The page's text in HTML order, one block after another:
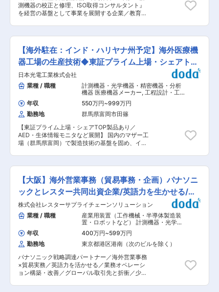
す。 ■マサモト社の強み： 部品商社である同社
は300万以上の部品を取り扱い、日本を代表する
い分野は、多関節ロボット・センサーなどのメカ
トロ製品や計測・検査・試験装置、設備・搬送機
る製品を元に、製造現場の課題に対してタイムリ
ーに提案をしていきます。様々なステイクホルダ
ーを巻き込み、お客様のモノづくりを支えていき
ます。 変更の範囲：会社の定める業務
みをもっています。 ■入社後の業務イメージ：
◇官公庁、入札先メーカーからの情報収集、生産
性向上やコスト削減に向けた各種機材の提案・見
下、客先同行などのOJT形式で数ヶ月間にわたり
業務内容の習得をサポートします。社内のエンジ
ニアリング部門やメーカー社員と連携しながら業
務ができるので、未経験の方でも安心な環境♪ ◇
長年の信頼・実績構築から官公庁・民間企業と幅
広いパイプを持っています。その為、飛び込みで
はなく既存顧客に対する深耕提案スタイルが中心
となります。 ◇幅広く取引先の現場課題を発見し
て、最適な組み合わせで常に新しいソリューショ
ンを提案する『関係構築型』スタイルです。 ■当
社の特徴： ・取引社数は3000社以上／自己資本
比率70％超と財務基盤も極めて盤石です。戦略的
M&Aにより首都圏にも多数のグループ企業あり、
カーとの提携により食品、医療分野向けのロボッ
ト開発を行う等最先端ニーズに合わせた事業展開
定、四国地域イノベーション創出協議会主催の
「第3回四国でいちばん大切にしたい会社大賞」
において、最高賞の四国経済産業局長賞を受賞。
変更の範囲：会社の定める業務
測機器の校正と修理、ISO取得コンサルタント』
を経営の基盤として事業を展開する企業／教育体
をお任せします。 ■業務詳細 ・得意先企業から
の依頼を受け、各種計測器の回収、納品。 ・製品
の状態や、不具合箇所等を技術部門担当へ申し送
り。 ※未経験の方にも親切丁寧に指導いたしま
す。 ■働き方： ・年間休日123日の土日祝休みで
月残業平均20時間と働きやすい環境が整っていま
す。 ・設立49年の地元優良企業で、2007年に日
本電計グループ入りしています。また、退職金制
度なども整えており腰を据えて働くことが可能で
す。 ■当社について 当社は、『地球にやさし
く・地域に貢献・お客様からの信頼』を経営理念
とし、『計測機器の校正と修理、ISO取得コンサ
ルタント』を経営の基盤としております。
ISO9001、ISO14001を始めとし、国際校正機関
の証であるISO/IEC17025をいち早く取得し、高
品質な校正事業を展開しております。 2007年11
ンサルティングの2部門の事業展開により『地球
に貢献できる、真のグローバル企業』を目指して
まいります。 変更の範囲：基本的になし、能力に
応じて変更の可能性あり
【海外駐在：インド・ハリヤナ州予定】海外医療機
器工場の生産技術◆東証プライム上場・シェアトッ
プ製品有
日本光電工業株式会社
業種 / 職種
計測機器・光学機器・精密機器・分析
機器 医療機器メーカー, 工程設計・工
法開発・工程改善・IE（その他） 設備
立ち上げ・設計（機械設計）
年収 550万円~999万円
勤務地
群馬県富岡市田篠
【東証プライム上場・シェアTOP製品あり／
AED・生体情報モニタなど展開】 国内のマザー工
場（群馬県富岡）で製造技術の基盤を固め、イン
です。 【業務内容】 ■国内配属期間（入社後1~3
年程度） 海外駐在に向けて実務指導のベース習得
および国内関連部門との信頼関係を構築するため
以下の業務に従事いただきます。 ・国内工場（群
馬県富岡市）での生産技術業務全般 ・設計移管、
設計変更、維持改良、不良解析等の実務と関連社
内システムの習熟 ・関係部門（設計・品質・調達
等）との協業と連携 ・海外拠点を想定した業務フ
ロー・ルールの理解 ・必要に応じてインドへの出
張業務 ■海外駐在期間（入社後1~3年後） 適性・
習熟状況を踏まえ、海外拠点（インド・ハリヤナ
州）へ駐在いただきます。 ・インド現地工場での
医療機器製造の生産技術業務 ・現地インド人スタ
ッフの教育・指導 ・新規製造ライン立上げ・設備
導入支援 ・本社・国内工場ほか関連拠点との連
携、通訳、レポーティング ■本ポジションの魅力
【大阪】海外営業事務（貿易事務・企画）パナソニ
ックとレスター共同出資企業/英語力を生かせる/駅
近
株式会社レスターサプライチェーンソリューション
業種 / 職種
産業用装置（工作機械・半導体製造装
置・ロボットなど） 計測機器・光学機
器・精密機器・分析機器
易事務
年収 400万円~599万円
勤務地
東京都港区港南（次のビルを除く）
パナソニック戦略調達パートナー／海外営業事務
×貿易実務／英語力を活かせる／業務オペレーシ
ョン構築・改善／グローバル取引先と折衝／少数